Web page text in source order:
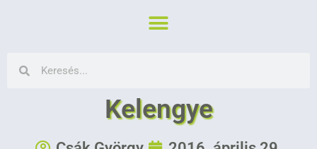
Kelengye